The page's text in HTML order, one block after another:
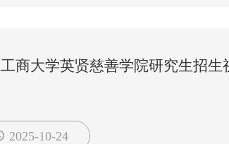
升级的应用型、复合型卓越慈善管理人才。
商大学英贤慈善学院研究生招生
2025-10-24